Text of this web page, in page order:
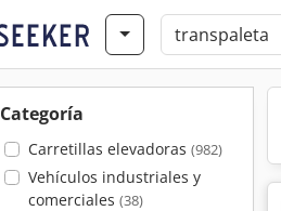
Categoría
Carretillas elevadoras (982)
Vehículos industriales y
comerciales (38)